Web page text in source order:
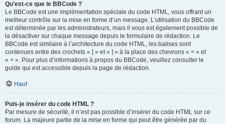
Qu’est-ce que le BBCode ?
Le BBCode est une implémentation spéciale du code HTML, vous offrant un
meilleur contrôle sur la mise en forme d’un message. L’utilisation du BBCode
est déterminée par les administrateurs, mais il vous est également possible de
la désactiver sur chaque message depuis le formulaire de rédaction. Le
BBCode est similaire à l’architecture du code HTML, les balises sont
contenues entre des crochets « [ » et « ] » à la place des chevrons « < » et
« > ». Pour plus d’informations à propos du BBCode, veuillez consulter le
guide qui est accessible depuis la page de rédaction.
Haut
Puis-je insérer du code HTML ?
Par mesure de sécurité, il n’est pas possible d’insérer du code HTML sur ce
forum. La majeure partie de la mise en forme qui peut être générée par du